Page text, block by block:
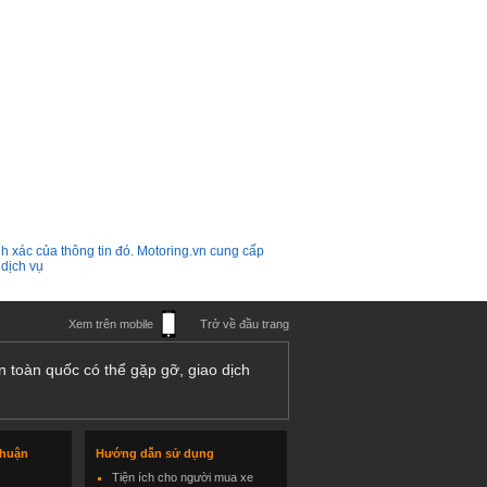
xác của thông tin đó. Motoring.vn cung cấp
vụ
Xem trên mobile Trở về đầu trang
toàn quốc có thể gặp gỡ, giao dịch
Hướng dẫn sử dụng
Tiện ích cho người mua xe